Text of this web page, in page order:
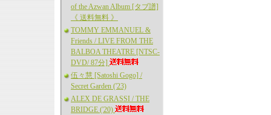
of the Azwan Album [タブ譜]
《 送料無料 》
TOMMY EMMANUEL &
Friends / LIVE FROM THE
BALBOA THEATRE [NTSC-
DVD/ 87分]
伍々慧 [Satoshi Gogo] /
Secret Garden ('23)
ALEX DE GRASSI / THE
BRIDGE ('20)